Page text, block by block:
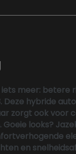
dimmend
meer: betere
Deze hybride
zorgt ook voor
looks?
en